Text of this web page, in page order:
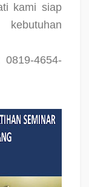
kami siap
0819-4654-